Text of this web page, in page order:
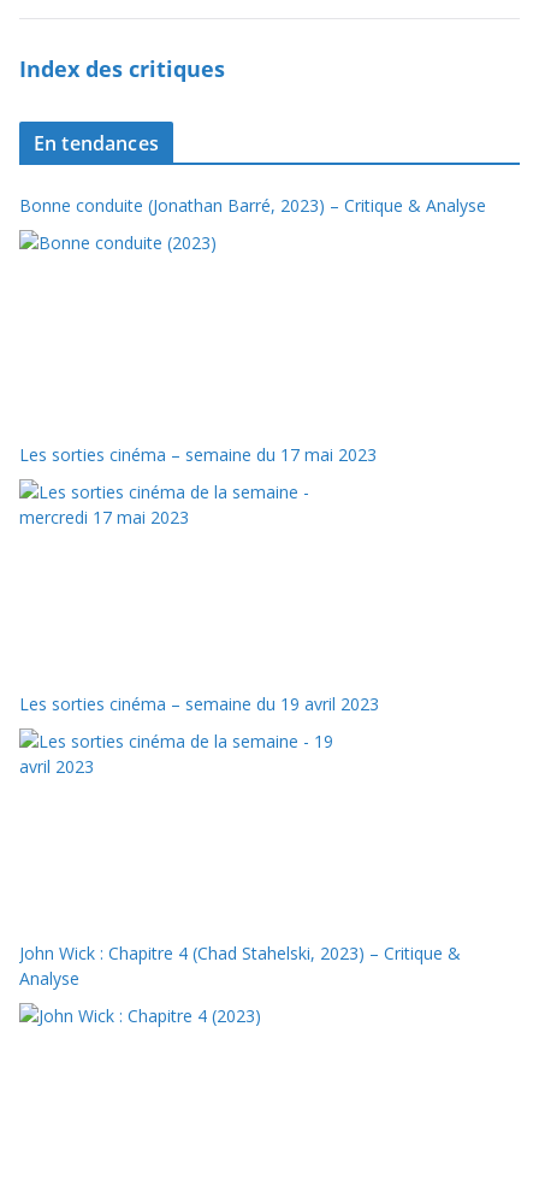
Index des critiques
En tendances
Bonne conduite (Jonathan Barré, 2023) – Critique & Analyse
Les sorties cinéma – semaine du 17 mai 2023
Les sorties cinéma – semaine du 19 avril 2023
John Wick : Chapitre 4 (Chad Stahelski, 2023) – Critique &
Analyse